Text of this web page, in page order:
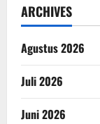
ARCHIVES
Agustus 2026
Juli 2026
Juni 2026